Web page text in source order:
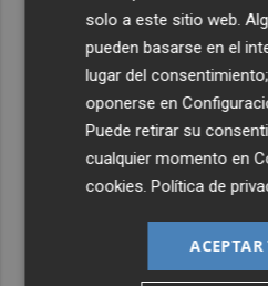
solo a este sitio web.
pueden basarse en el
lugar del
oponerse en
Puede retirar su
cualquier momento en
cookies .Política de